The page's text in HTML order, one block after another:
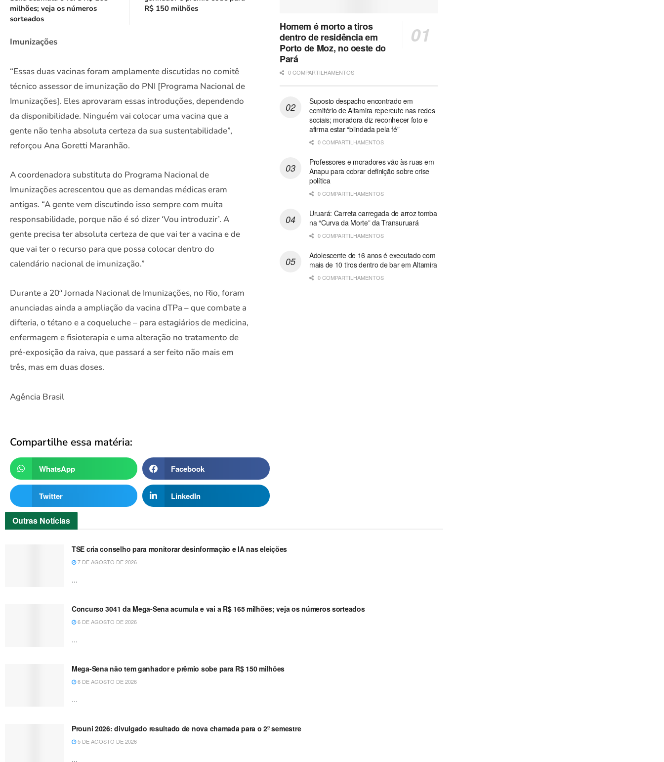
milhões; veja os números
sorteados
R$ 150 milhões
Imunizações
“Essas duas vacinas foram amplamente discutidas no comitê
técnico assessor de imunização do PNI [Programa Nacional de
Imunizações]. Eles aprovaram essas introduções, dependendo
da disponibilidade. Ninguém vai colocar uma vacina que a
gente não tenha absoluta certeza da sua sustentabilidade”,
reforçou Ana Goretti Maranhão.
A coordenadora substituta do Programa Nacional de
Imunizações acrescentou que as demandas médicas eram
antigas. “A gente vem discutindo isso sempre com muita
responsabilidade, porque não é só dizer ‘Vou introduzir’. A
gente precisa ter absoluta certeza de que vai ter a vacina e de
que vai ter o recurso para que possa colocar dentro do
calendário nacional de imunização.”
Durante a 20ª Jornada Nacional de Imunizações, no Rio, foram
anunciadas ainda a ampliação da vacina dTPa – que combate a
difteria, o tétano e a coqueluche – para estagiários de medicina,
enfermagem e fisioterapia e uma alteração no tratamento de
pré-exposição da raiva, que passará a ser feito não mais em
três, mas em duas doses.
Agência Brasil
Compartilhe essa matéria:
WhatsApp Facebook
Twitter LinkedIn
Homem é morto a tiros
dentro de residência em
Porto de Moz, no oeste do
Pará
0 COMPARTILHAMENTOS
Suposto despacho encontrado em
cemitério de Altamira repercute nas redes
sociais; moradora diz reconhecer foto e
afirma estar “blindada pela fé”
0 COMPARTILHAMENTOS
Professores e moradores vão às ruas em
Anapu para cobrar definição sobre crise
política
0 COMPARTILHAMENTOS
Uruará: Carreta carregada de arroz tomba
na “Curva da Morte” da Transuruará
0 COMPARTILHAMENTOS
Adolescente de 16 anos é executado com
mais de 10 tiros dentro de bar em Altamira
0 COMPARTILHAMENTOS
Outras Notícias
TSE cria conselho para monitorar desinformação e IA nas eleições
7 DE AGOSTO DE 2026
...
Concurso 3041 da Mega-Sena acumula e vai a R$ 165 milhões; veja os números sorteados
6 DE AGOSTO DE 2026
...
Mega-Sena não tem ganhador e prêmio sobe para R$ 150 milhões
6 DE AGOSTO DE 2026
...
Prouni 2026: divulgado resultado de nova chamada para o 2º semestre
5 DE AGOSTO DE 2026
...